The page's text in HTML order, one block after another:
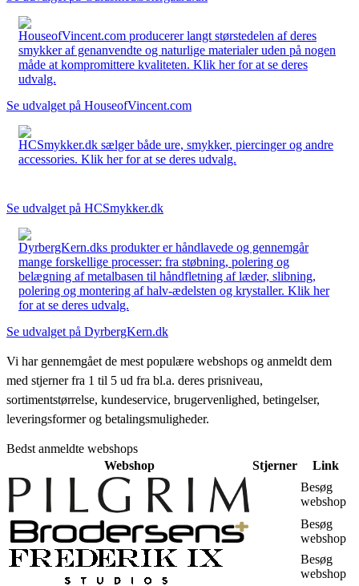
HouseofVincent.com producerer langt størstedelen af deres
smykker af genanvendte og naturlige materialer uden på nogen
måde at kompromittere kvaliteten. Klik her for at se deres
udvalg.
Se udvalget på HouseofVincent.com
HCSmykker.dk sælger både ure, smykker, piercinger og andre
accessories. Klik her for at se deres udvalg.
Se udvalget på HCSmykker.dk
DyrbergKern.dks produkter er håndlavede og gennemgår
mange forskellige processer: fra støbning, polering og
belægning af metalbasen til håndfletning af læder, slibning,
polering og montering af halv-ædelsten og krystaller. Klik her
for at se deres udvalg.
Se udvalget på DyrbergKern.dk
Vi har gennemgået de mest populære webshops og anmeldt dem
med stjerner fra 1 til 5 ud fra bl.a. deres prisniveau,
sortimentstørrelse, kundeservice, brugervenlighed, betingelser,
leveringsformer og betalingsmuligheder.
Bedst anmeldte webshops
Webshop
Stjerner
Link
Besøg
webshop
Besøg
webshop
Besøg
webshop